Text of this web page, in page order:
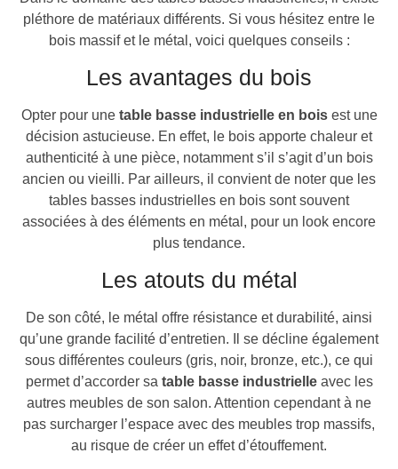
pléthore de matériaux différents. Si vous hésitez entre le
bois massif et le métal, voici quelques conseils :
Les avantages du bois
Opter pour une table basse industrielle en boisest une
décision astucieuse. En effet, le bois apporte chaleur et
authenticité à une pièce, notamment s’il s’agit d’un bois
ancien ou vieilli. Par ailleurs, il convient de noter que les
tables basses industrielles en bois sont souvent
associées à des éléments en métal, pour un look encore
plus tendance.
Les atouts du métal
De son côté, le métal offre résistance et durabilité, ainsi
qu’une grande facilité d’entretien. Il se décline également
sous différentes couleurs (gris, noir, bronze, etc.), ce qui
permet d’accorder sa table basse industrielleavec les
autres meubles de son salon. Attention cependant à ne
pas surcharger l’espace avec des meubles trop massifs,
au risque de créer un effet d’étouffement.